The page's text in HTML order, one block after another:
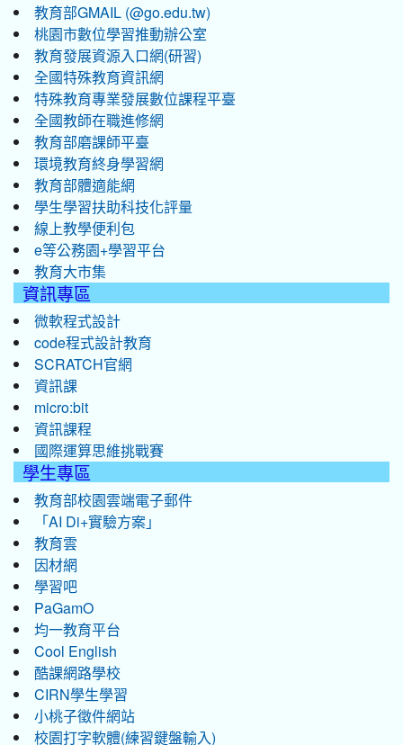
教育部GMAIL (@go.edu.tw)
桃園市數位學習推動辦公室
教育發展資源入口網(研習)
全國特殊教育資訊網
特殊教育專業發展數位課程平臺
全國教師在職進修網
教育部磨課師平臺
環境教育終身學習網
教育部體適能網
學生學習扶助科技化評量
線上教學便利包
e等公務園+學習平台
教育大市集
資訊專區
微軟程式設計
code程式設計教育
SCRATCH官網
資訊課
micro:bit
資訊課程
國際運算思維挑戰賽
學生專區
教育部校園雲端電子郵件
「AI Di+實驗方案」
教育雲
因材網
學習吧
PaGamO
均一教育平台
Cool English
酷課網路學校
CIRN學生學習
小桃子徵件網站
校園打字軟體(練習鍵盤輸入)